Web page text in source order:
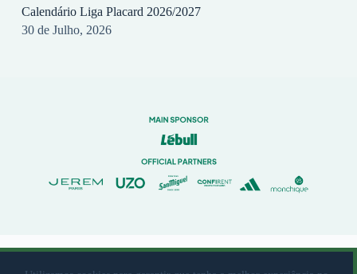
Calendário Liga Placard 2026/2027
30 de Julho, 2026